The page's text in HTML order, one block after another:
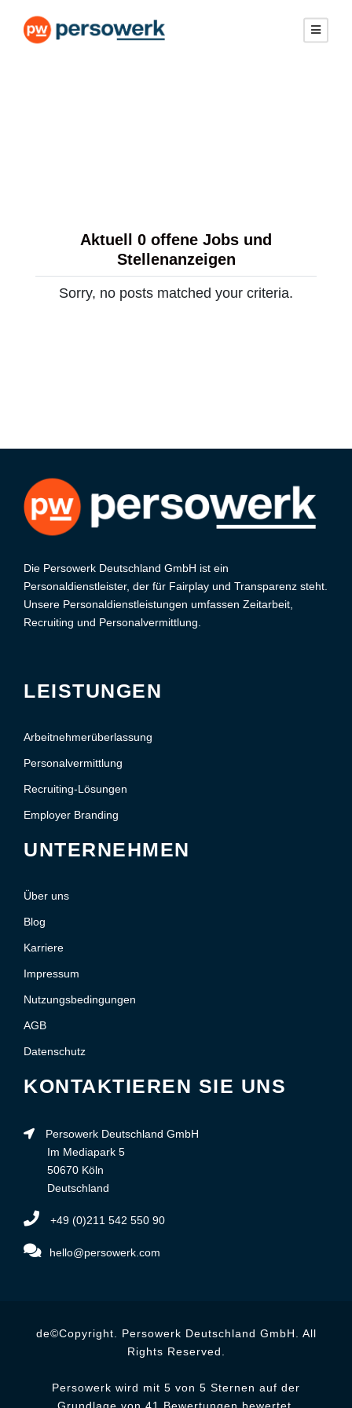
Aktuell 0 offene Jobs und
Stellenanzeigen
Sorry, no posts matched your criteria.
Die Persowerk Deutschland GmbH ist ein
Personaldienstleister, der für Fairplay und Transparenz steht.
Unsere Personaldienstleistungen umfassen Zeitarbeit,
Recruiting und Personalvermittlung.
LEISTUNGEN
Arbeitnehmerüberlassung
Personalvermittlung
Recruiting-Lösungen
Employer Branding
UNTERNEHMEN
Über uns
Blog
Karriere
Impressum
Nutzungsbedingungen
AGB
Datenschutz
KONTAKTIEREN SIE UNS
Persowerk Deutschland GmbH
Im Mediapark 5
50670 Köln
Deutschland
+49 (0)211 542 550 90
hello@persowerk.com
de©Copyright. Persowerk Deutschland GmbH. All
Rights Reserved.
Persowerk wird mit 5 von 5 Sternen auf der
Grundlage von 41 Bewertungen bewertet.